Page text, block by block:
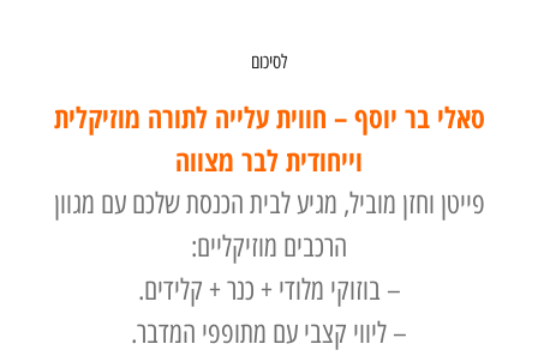
בר יוסף – חווית עלייה לתורה מוזיקלית
וייחודית לבר מצווה
וחזן מוביל, מגיע לבית הכנסת שלכם עם מגוון
הרכבים מוזיקליים:
– בוזוקי מלודי + כנר + קלידים.
– ליווי קצבי עם מתופפי המדבר.